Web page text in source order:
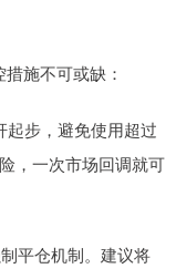
施不可或缺：
起步，避免使用超过
，一次市场回调就可
平仓机制。建议将